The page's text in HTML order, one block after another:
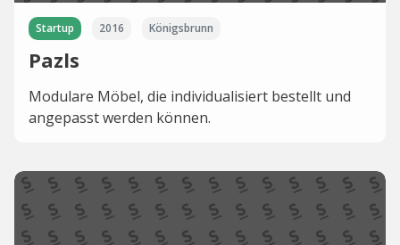
Startup 2016 Königsbrunn
Pazls
Modulare Möbel, die individualisiert bestellt und
angepasst werden können.